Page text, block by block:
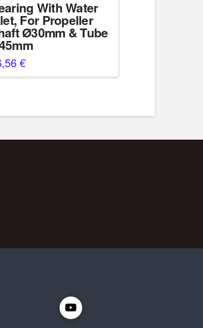
With Water
For Propeller
Ø30mm & Tube
€